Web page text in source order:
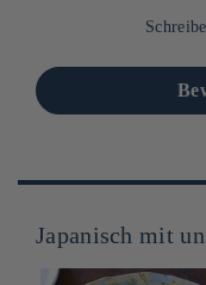
Japanisch mit